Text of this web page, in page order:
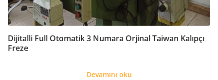
Dijitalli Full Otomatik 3 Numara Orjinal Taiwan Kalıpçı
Freze
Devamını oku